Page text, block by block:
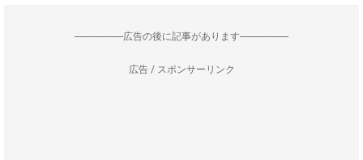
--------------------広告の後に記事があります--------------------
広告 / スポンサーリンク